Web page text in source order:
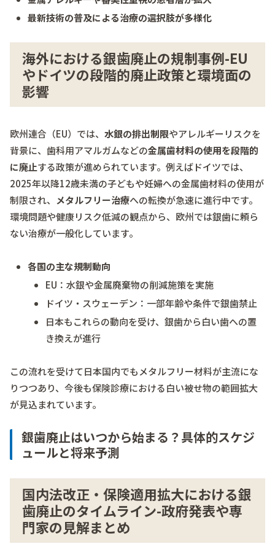
最新技術の普及による治療の選択肢が多様化
海外における銀歯廃止の規制事例-EU
やドイツの段階的廃止政策と環境面の
影響
欧州連合（EU）では、 水銀の排出制限やアレルギーリスクを
背景に、歯科用アマルガムなどの金属歯材料の使用を段階的
に廃止する政策が進められています。例えばドイツでは、
2025年以降12歳未満の子どもや妊婦への金属歯材料の使用が
制限され、 メタルフリー治療への転換が急速に進行中です。
環境問題や健康リスク低減の観点から、欧州では銀歯に頼ら
ない治療が一般化しています。
各国の主な規制動向
EU：水銀や金属廃棄物の削減施策を実施
ドイツ・スウェーデン：一部年齢や条件で銀歯禁止
日本もこれらの動向を受け、銀歯から白い歯への置
き換えが進行
この流れを受けて日本国内でもメタルフリー材料が主流にな
りつつあり、今後も保険診療における白い被せ物の範囲拡大
が見込まれています。
銀歯廃止はいつから始まる？具体的スケジ
ュールと将来予測
国内法改正・保険適用拡大における銀
歯廃止のタイムライン-政府発表や専
門家の見解まとめ